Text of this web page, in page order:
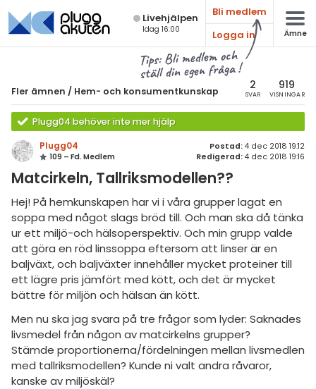
Live­hjälpen
Idag 16:00
Bli medlem
Logga in
Ämne
Tips: Bli medlem och
ställ din egen fråga !
Fler ämnen / Hem- och konsumentkunskap 2
SVAR
919
VISNINGAR
Plugg04 behöver inte mer hjälp
Plugg04
109 – Fd. Medlem
Postad: 4 dec 2018 19:12
Redigerad: 4 dec 2018 19:16
Matcirkeln, Tallriksmodellen??
Hej! På hemkunskapen har vi i våra grupper lagat en
soppa med något slags bröd till. Och man ska då tänka
ur ett miljö-och hälsoperspektiv. Och min grupp valde
att göra en röd linssoppa eftersom att linser är en
baljväxt, och baljväxter innehåller mycket proteiner till
ett lägre pris jämfört med kött, och det är mycket
bättre för miljön och hälsan än kött.
Men nu ska jag svara på tre frågor som lyder: Saknades
livsmedel från någon av matcirkelns grupper?
Stämde proportionerna/fördelningen mellan livsmedlen
med tallriksmodellen? Kunde ni valt andra råvaror,
kanske av miljöskäl?
& Bygg
språk
ämnen
Alla ämnen
Fler ämnen
Alla trådar
Hem- och
konsumentkunskap
Idrott och hälsa
Andra ämnen
Livehjälpen
Topplistor
Regler
För lärare
5 inloggade